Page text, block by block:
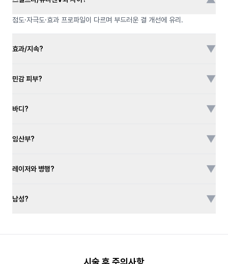
점도·자극도·효과 프로파일이 다르며 부드러운 결 개선에 유리.
효과/지속? ▼
민감 피부? ▼
바디? ▼
임산부? ▼
레이저와 병행? ▼
남성? ▼
시술 후 주의사항